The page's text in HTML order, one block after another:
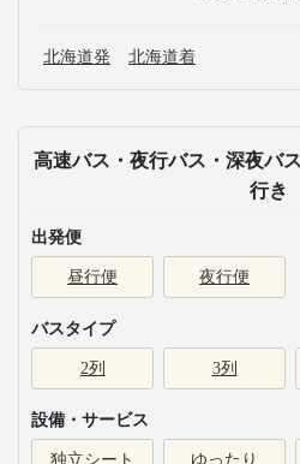
北海道発 北海道着
高速バス・夜行バス・深夜バ
行き
出発便
昼行便 夜行便
バスタイプ
2列 3列
設備・サービス
独立シート ゆったり